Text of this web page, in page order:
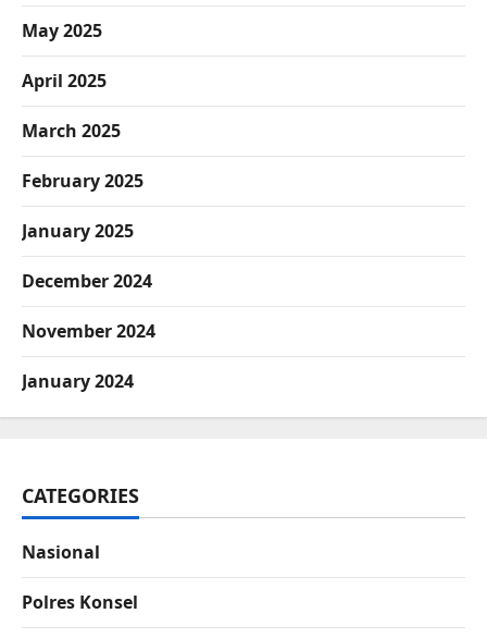
May 2025
April 2025
March 2025
February 2025
January 2025
December 2024
November 2024
January 2024
CATEGORIES
Nasional
Polres Konsel